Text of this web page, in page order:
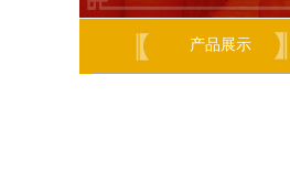
产品展示